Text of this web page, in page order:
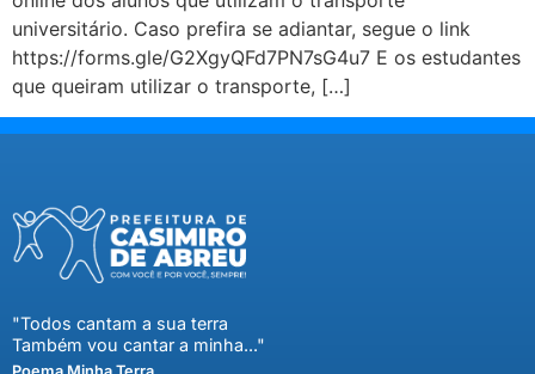
universitário. Caso prefira se adiantar, segue o link
https://forms.gle/G2XgyQFd7PN7sG4u7 E os estudantes
que queiram utilizar o transporte, […]
"Todos cantam a sua terra
Também vou cantar a minha..."
Poema Minha Terra